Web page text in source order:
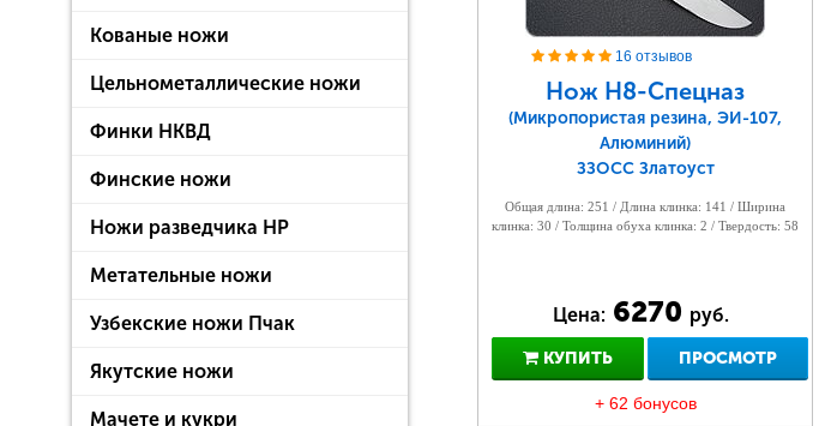
Кованые ножи
Цельнометаллические ножи
Финки НКВД
Финские ножи
Ножи разведчика НР
Метательные ножи
Узбекские ножи Пчак
Якутские ножи
Мачете и кукри
16 отзывов
Нож Н8-Спецназ
(Микропористая резина, ЭИ-107,
Алюминий)
ЗЗОСС Златоуст
Общая длина: 251 / Длина клинка: 141 / Ширина
клинка: 30 / Толщина обуха клинка: 2 / Твердость: 58
Цена: 6270 руб.
КУПИТЬ ПРОСМОТР
+ 62 бонусов